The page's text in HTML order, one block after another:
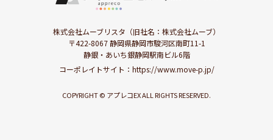
株式会社ムーブリスタ（旧社名：株式会社ムーブ）
〒422-8067 静岡県静岡市駿河区南町11-1
静銀・あいち銀静岡駅南ビル6階
コーポレイトサイト： https://www.move-p.jp/
COPYRIGHT © アプレコEX ALL RIGHTS RESERVED.